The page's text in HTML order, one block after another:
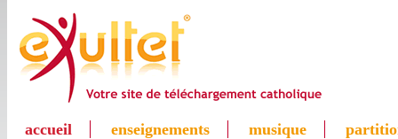
accueil enseignements musique